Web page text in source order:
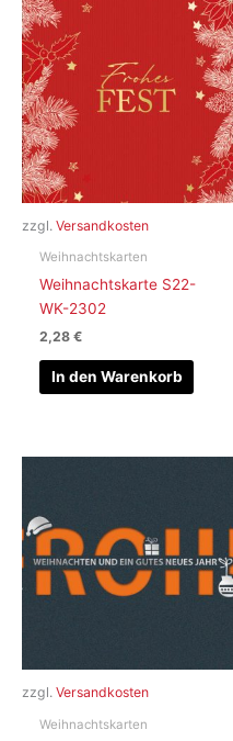
zzgl. Versandkosten
Weihnachtskarten
Weihnachtskarte S22-
WK-2302
2,28€
In den Warenkorb
zzgl. Versandkosten
Weihnachtskarten